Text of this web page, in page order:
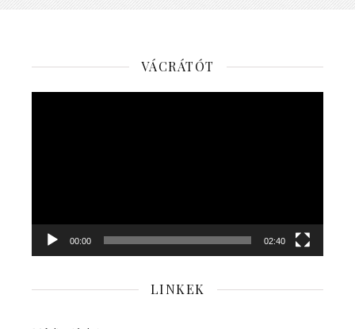
VÁCRÁTÓT
00:00 02:40
LINKEK